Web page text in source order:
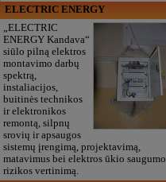
ELECTRIC ENERGY
„ELECTRIC
ENERGY Kandava“
siūlo pilną elektros
montavimo darbų
spektrą,
instaliacijos,
buitinės technikos
ir elektronikos
remontą, silpnų
srovių ir apsaugos
sistemų įrengimą, projektavimą,
matavimus bei elektros ūkio saugumo
rizikos vertinimą.